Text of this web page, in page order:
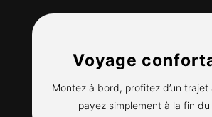
Voyage
Montez à bord, profitez d’un
payez simplement à la fin